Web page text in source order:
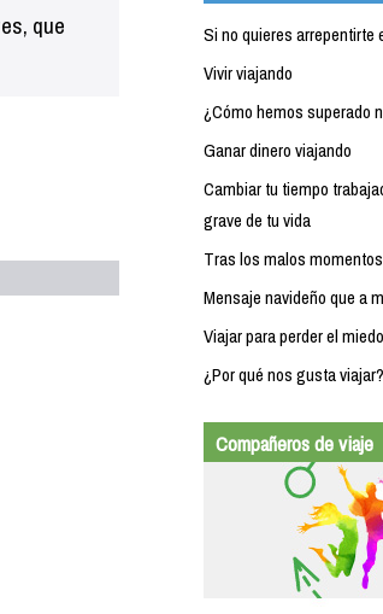
que
Si no quieres arrepentirte
Vivir viajando
¿Cómo hemos superado
Ganar dinero viajando
Cambiar tu tiempo
grave de tu vida
Tras los malos
Mensaje navideño que a
Viajar para perder el
¿Por qué nos gusta viajar?
Compañeros de viaje